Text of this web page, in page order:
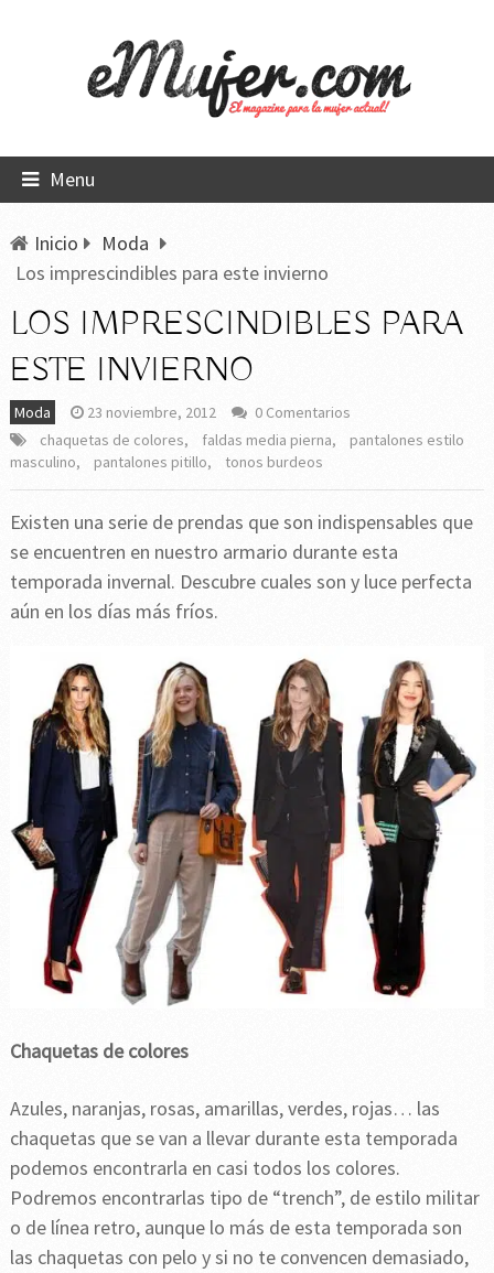
Menu
Inicio
Moda
Los imprescindibles para este invierno
LOS IMPRESCINDIBLES PARA
ESTE INVIERNO
Moda 23 noviembre, 2012
0 Comentarios
chaquetas de colores, faldas media pierna,
pantalones estilo
masculino, pantalones pitillo, tonos burdeos
Existen una serie de prendas que son indispensables que
se encuentren en nuestro armario durante esta
temporada invernal. Descubre cuales son y luce perfecta
aún en los días más fríos.
Chaquetas de colores
Azules, naranjas, rosas, amarillas, verdes, rojas… las
chaquetas que se van a llevar durante esta temporada
podemos encontrarla en casi todos los colores.
Podremos encontrarlas tipo de “trench”, de estilo militar
o de línea retro, aunque lo más de esta temporada son
las chaquetas con pelo y si no te convencen demasiado,